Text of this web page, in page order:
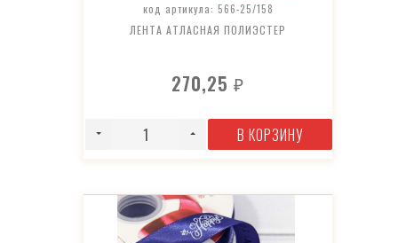
код артикула: 566-25/158
ЛЕНТА АТЛАСНАЯ ПОЛИЭСТЕР
270,25₽
В КОРЗИНУ